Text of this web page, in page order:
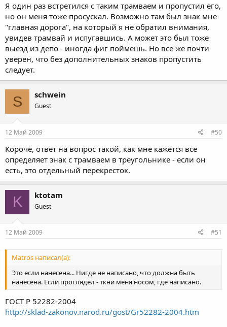
Я один раз встретился с таким трамваем и пропустил его,
но он меня тоже просускал. Возможно там был знак мне
"главная дорога", на который я не обратил внимания,
увидев трамвай и испугавшись. А может это был тоже
выезд из депо - иногда фиг поймешь. Но все же почти
уверен, что без дополнительных знаков пропустить
следует.
S schwein
Guest
12 Май 2009 #50
Короче, ответ на вопрос такой, как мне кажется все
определяет знак с трамваем в треугольнике - если он
есть, это отдельный перекресток.
K ktotam
Guest
12 Май 2009 #51
Matros написал(а):
Это если нанесена... Нигде не написано, что должна быть
нанесена. Если проглядел - ткни меня носом, где написано.
ГОСТ Р 52282-2004
http://sklad-zakonov.narod.ru/gost/Gr52282-2004.htm